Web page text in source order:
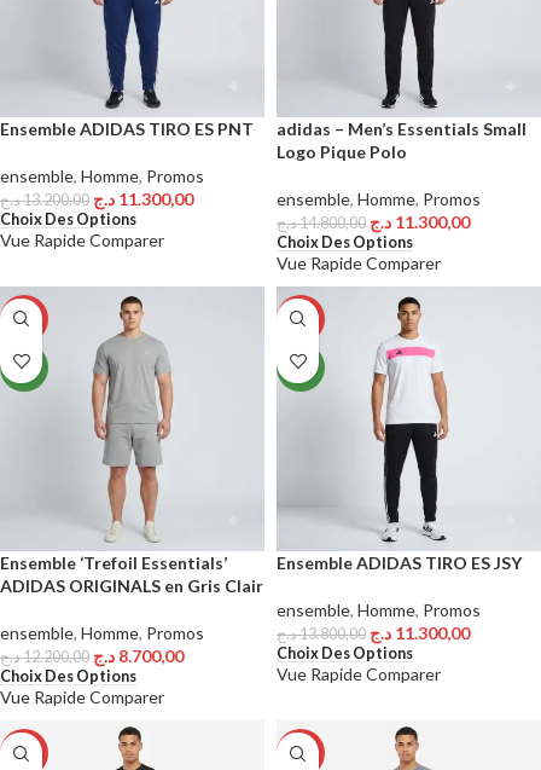
Ensemble ADIDAS TIRO ES PNT
ensemble, Homme, Promos
13.200,00د.ج 11.300,00 د.ج
Choix Des Options
Vue RapideComparer
adidas – Men’s Essentials Small
Logo Pique Polo
ensemble, Homme, Promos
14.800,00د.ج 11.300,00 د.ج
Choix Des Options
Vue RapideComparer
-29%
NEW
Ensemble ‘Trefoil Essentials’
ADIDAS ORIGINALS en Gris Clair
ensemble, Homme, Promos
12.200,00د.ج 8.700,00 د.ج
Choix Des Options
Vue RapideComparer
-18%
NEW
Ensemble ADIDAS TIRO ES JSY
ensemble, Homme, Promos
13.800,00د.ج 11.300,00 د.ج
Choix Des Options
Vue RapideComparer
-14% -23%